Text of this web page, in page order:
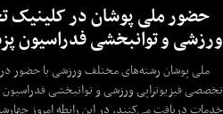
حضور ملی پوشان در کلینیک
ورزشی و توانبخشی فدراسیون
ملی پوشان رشته‌های مختلف ورزشی با حضور
تخصصی فیزیوتراپی ورزشی و توانبخشی